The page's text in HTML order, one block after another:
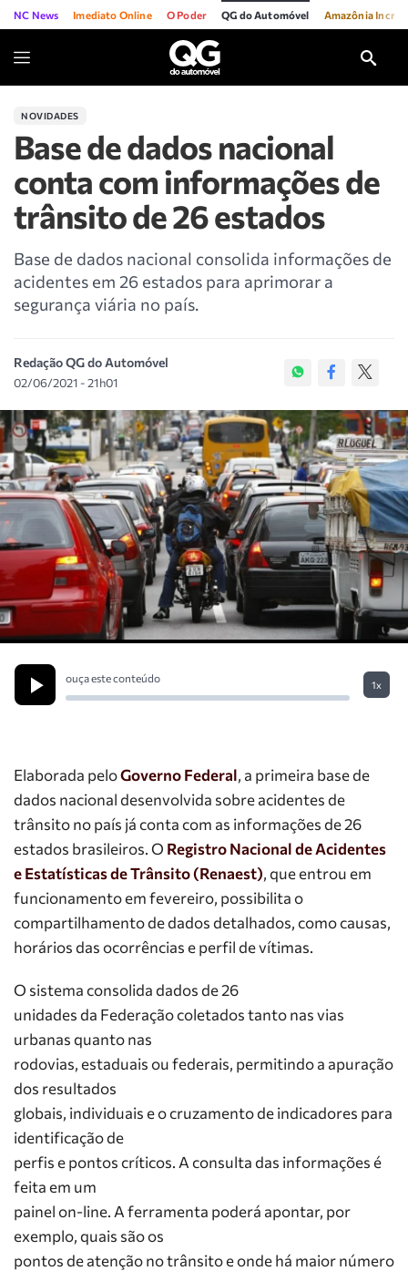
NC News Imediato Online O Poder QG do Automóvel Amazônia
NOVIDADES
Base de dados nacional
conta com informações de
trânsito de 26 estados
Base de dados nacional consolida informações de
acidentes em 26 estados para aprimorar a
segurança viária no país.
Redação QG do Automóvel
02/06/2021 - 21h01
ouça este conteúdo
1x
Elaborada peloGoverno Federal, a primeira base de
dados nacional desenvolvida sobre acidentes de
trânsito no país já conta com as informações de 26
estados brasileiros. O Registro Nacional de Acidentes
e Estatísticas de Trânsito (Renaest), que entrou em
funcionamento em fevereiro, possibilita o
compartilhamento de dados detalhados, como causas,
horários das ocorrências e perfil de vítimas.
O sistema consolida dados de 26
unidades da Federação coletados tanto nas vias
urbanas quanto nas
rodovias, estaduais ou federais, permitindo a apuração
dos resultados
globais, individuais e o cruzamento de indicadores para
identificação de
perfis e pontos críticos. A consulta das informações é
feita em um
painel on-line. A ferramenta poderá apontar, por
exemplo, quais são os
pontos de atenção no trânsito e onde há maior número